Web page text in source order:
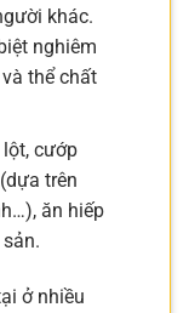
khác.
nghiêm
thể chất
cướp
trên
ăn hiếp
ở nhiều